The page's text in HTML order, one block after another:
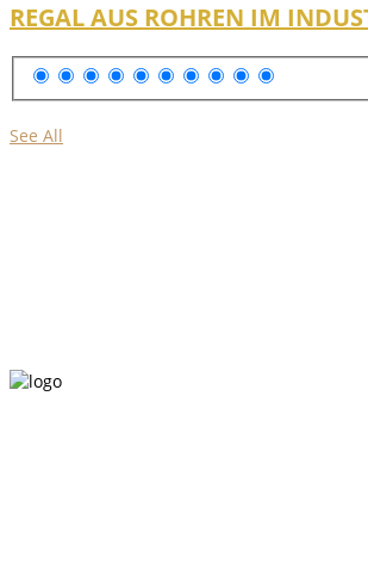
REGAL AUS ROHREN IM
See All